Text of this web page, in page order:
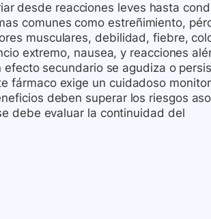
desde reacciones leves hasta
comunes como estreñimiento,
musculares, debilidad, fiebre,
extremo, nausea, y reacciones
secundario se agudiza o
fármaco exige un cuidadoso
deben superar los riesgos
debe evaluar la continuidad del